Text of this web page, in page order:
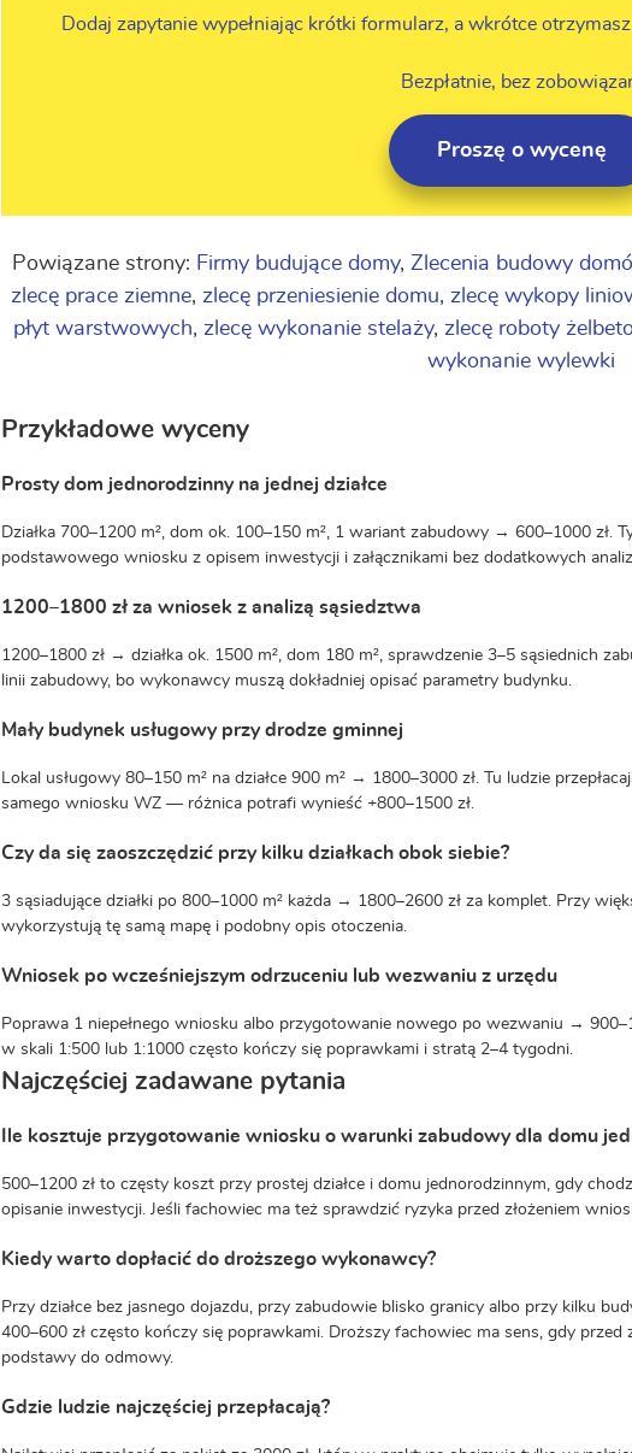
Dodaj zapytanie wypełniając krótki formularz, a wkrótce
Bezpłatnie, bez
Proszę o wycenę
Powiązane strony: Firmy budujące domy, Zlecenia budowy
zlecę prace ziemne, zlecę przeniesienie domu, zlecę wykopy
płyt warstwowych, zlecę wykonanie stelaży, zlecę roboty
wykonanie wylewki
Przykładowe wyceny
Prosty dom jednorodzinny na jednej działce
Działka 700–1200 m², dom ok. 100–150 m², 1 wariant zabudowy → 600–1000 zł.
podstawowego wniosku z opisem inwestycji i załącznikami bez dodatkowych
1200–1800 zł za wniosek z analizą sąsiedztwa
1200–1800 zł → działka ok. 1500 m², dom 180 m², sprawdzenie 3–5 sąsiednich
linii zabudowy, bo wykonawcy muszą dokładniej opisać parametry budynku.
Mały budynek usługowy przy drodze gminnej
Lokal usługowy 80–150 m² na działce 900 m² → 1800–3000 zł. Tu ludzie
samego wniosku WZ — różnica potrafi wynieść +800–1500 zł.
Czy da się zaoszczędzić przy kilku działkach obok siebie?
3 sąsiadujące działki po 800–1000 m² każda → 1800–2600 zł za komplet. Przy
wykorzystują tę samą mapę i podobny opis otoczenia.
Wniosek po wcześniejszym odrzuceniu lub wezwaniu z urzędu
Poprawa 1 niepełnego wniosku albo przygotowanie nowego po wezwaniu →
w skali 1:500 lub 1:1000 często kończy się poprawkami i stratą 2–4 tygodni.
Najczęściej zadawane pytania
Ile kosztuje przygotowanie wniosku o warunki zabudowy dla domu
500–1200 zł to częsty koszt przy prostej działce i domu jednorodzinnym, gdy
opisanie inwestycji. Jeśli fachowiec ma też sprawdzić ryzyka przed złożeniem
Kiedy warto dopłacić do droższego wykonawcy?
Przy działce bez jasnego dojazdu, przy zabudowie blisko granicy albo przy kilku
400–600 zł często kończy się poprawkami. Droższy fachowiec ma sens, gdy przed
podstawy do odmowy.
Gdzie ludzie najczęściej przepłacają?